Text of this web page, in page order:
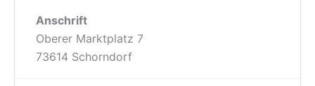
Anschrift
Oberer Marktplatz 7
73614 Schorndorf